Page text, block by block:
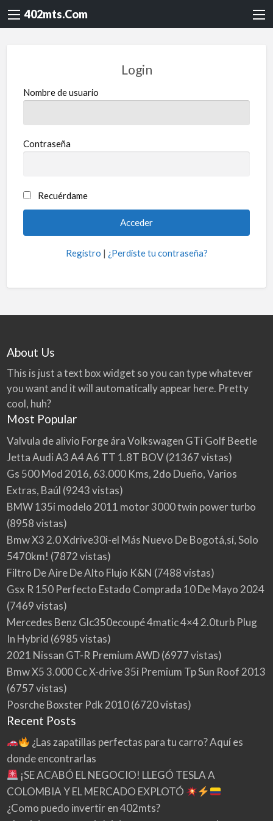
402mts.Com
Login
Nombre de usuario
Contraseña
Recuérdame
Registro | ¿Perdiste tu contraseña?
About Us
This is just a text box widget so you can type whatever
you want and it will automatically appear here. Pretty
cool, huh?
Most Popular
Valvula de alivio Forge ára Volkswagen GTi Golf Beetle
Jetta Audi A3 A4 A6 TT 1.8T BOV(21367 vistas)
Gs 500 Mod 2016, 63.000 Kms, 2do Dueño, Varios
Extras, Baúl (9243 vistas)
BMW 135i modelo 2011 motor 3000 twin power turbo
(8958 vistas)
Bmw X3 2.0 Xdrive30i-el Más Nuevo De Bogotá,sí, Solo
5470km! (7872 vistas)
Filtro De Aire De Alto Flujo K&N (7488 vistas)
Gsx R 150 Perfecto Estado Comprada 10 De Mayo 2024
(7469 vistas)
Mercedes Benz Glc350ecoupé 4matic 4×4 2.0turb Plug
In Hybrid (6985 vistas)
2021 Nissan GT-R Premium AWD(6977 vistas)
Bmw X5 3.000 Cc X-drive 35i Premium Tp Sun Roof 2013
(6757 vistas)
Posrche Boxster Pdk 2010(6720 vistas)
Recent Posts
¿Las zapatillas perfectas para tu carro? Aquí es
donde encontrarlas
¡SE ACABÓ EL NEGOCIO! LLEGÓ TESLA A
COLOMBIA Y EL MERCADO EXPLOTÓ
¿Como puedo invertir en 402mts?